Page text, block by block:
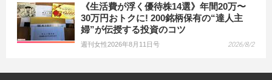
《生活費が浮く優待株14選》年間20万〜
30万円おトクに! 200銘柄保有の“達人主
婦”が伝授する投資のコツ
週刊女性2026年8月11日号 2026/8/2